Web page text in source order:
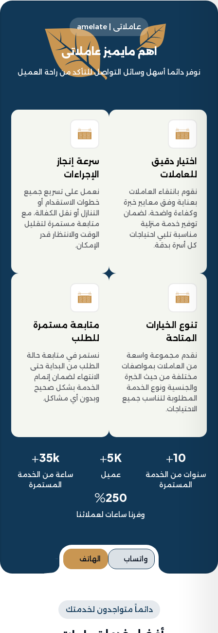
عاملاتى | amelate
اهم مايميز عاملاتى
نوفر دائما أسهل وسائل التواصل للتأكد من راحة العميل
اختيار دقيق
للعاملات
نقوم بانتقاء العاملات
بعناية وفق معايير خبرة
وكفاءة واضحة، لضمان
توفير خدمة منزلية
مناسبة تلبي احتياجات
كل أسرة بدقة.
سرعة إنجاز
الإجراءات
نعمل على تسريع جميع
خطوات الاستقدام أو
التنازل أو نقل الكفالة، مع
متابعة مستمرة لتقليل
الوقت والانتظار قدر
الإمكان.
تنوع الخيارات
المتاحة
نقدم مجموعة واسعة
من العاملات بمواصفات
مختلفة من حيث الخبرة
والجنسية ونوع الخدمة
المطلوبة لتناسب جميع
الاحتياجات.
متابعة مستمرة
للطلب
نستمر في متابعة حالة
الطلب من البداية حتى
الانتهاء لضمان إتمام
الخدمة بشكل صحيح
وبدون أي مشاكل.
10
+
سنوات من الخدمة
المستمرة
5K
+
عميل
35k
+
ساعة من الخدمة
المستمرة
250
%
وفرنا ساعات لعملائنا
واتساب الهاتف
دائماً متواجدون لخدمتك